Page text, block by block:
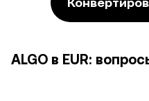
ALGO в EUR: